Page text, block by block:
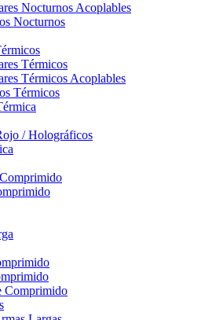
Nocturnos Acoplables
Nocturnos
Térmicos
Térmicos Acoplables
Térmicos
/ Holográficos
Comprimido